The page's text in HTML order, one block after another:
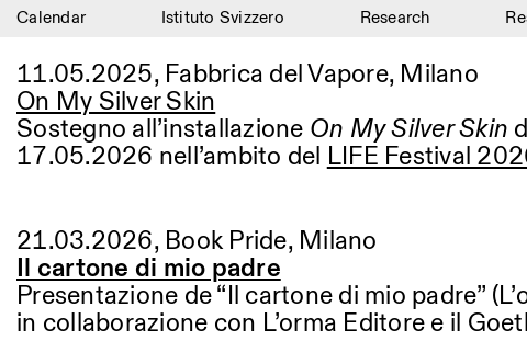
Calendar Istituto Svizzero Research
Calendar
Istituto Svizzero
Research
Residencies
Archive
Blog
11.05.2025, Fabbrica del Vapore, Milano
On My Silver Skin
Sostegno all’installazione On My Silver Skin
17.05.2026 nell’ambito del LIFE Festival
21.03.2026, Book Pride, Milano
Il cartone di mio padre
Presentazione de “Il cartone di mio padre”
in collaborazione con L’orma Editore e il